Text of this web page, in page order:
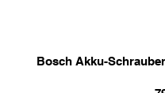
Bosch Akku-